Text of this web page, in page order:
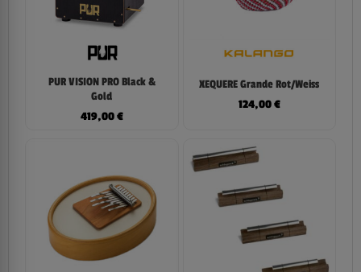
PUR VISION PRO Black &
Gold
419,00€
XEQUERE Grande Rot/Weiss
124,00€